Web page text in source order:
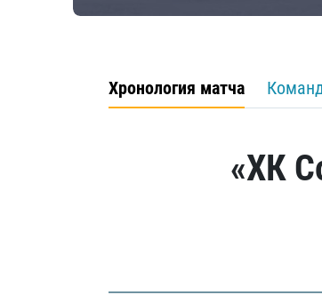
Хронология матча
«ХК